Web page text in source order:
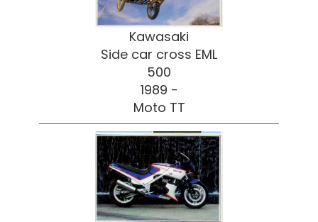
Kawasaki
Side car cross EML
500
1989 -
Moto TT